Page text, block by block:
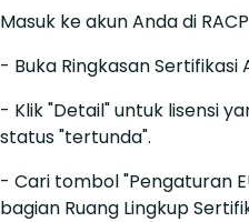
Masuk ke akun Anda di
- Buka Ringkasan Sertifikasi
- Klik "Detail" untuk lisensi
status "tertunda".
- Cari tombol "Pengaturan
bagian Ruang Lingkup